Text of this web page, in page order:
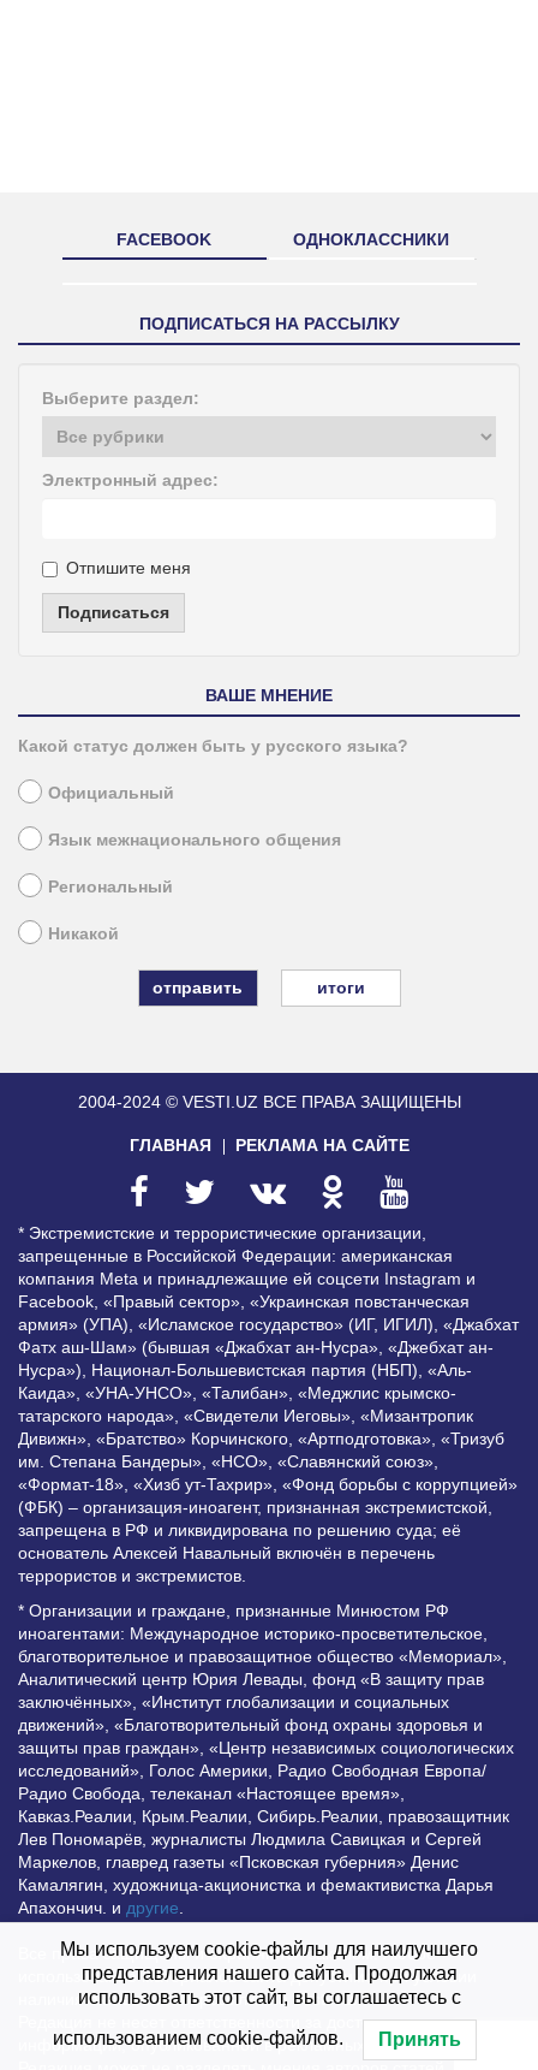
FACEBOOK ОДНОКЛАССНИКИ
ПОДПИСАТЬСЯ НА РАССЫЛКУ
Выберите раздел:
Электронный адрес:
Отпишите меня
Подписаться
ВАШЕ МНЕНИЕ
Какой статус должен быть у русского языка?
Официальный
Язык межнационального общения
Региональный
Никакой
итоги
2004-2024 © VESTI.UZ ВСЕ ПРАВА ЗАЩИЩЕНЫ
ГЛАВНАЯ РЕКЛАМА НА САЙТЕ
* Экстремистские и террористические организации,
запрещенные в Российской Федерации: американская
компания Meta и принадлежащие ей соцсети Instagram и
Facebook, «Правый сектор», «Украинская повстанческая
армия» (УПА), «Исламское государство» (ИГ, ИГИЛ), «Джабхат
Фатх аш-Шам» (бывшая «Джабхат ан-Нусра», «Джебхат ан-
Нусра»), Национал-Большевистская партия (НБП), «Аль-
Каида», «УНА-УНСО», «Талибан», «Меджлис крымско-
татарского народа», «Свидетели Иеговы», «Мизантропик
Дивижн», «Братство» Корчинского, «Артподготовка», «Тризуб
им. Степана Бандеры», «НСО», «Славянский союз»,
«Формат-18», «Хизб ут-Тахрир», «Фонд борьбы с коррупцией»
(ФБК) – организация-иноагент, признанная экстремистской,
запрещена в РФ и ликвидирована по решению суда; её
основатель Алексей Навальный включён в перечень
террористов и экстремистов.
* Организации и граждане, признанные Минюстом РФ
иноагентами: Международное историко-просветительское,
благотворительное и правозащитное общество «Мемориал»,
Аналитический центр Юрия Левады, фонд «В защиту прав
заключённых», «Институт глобализации и социальных
движений», «Благотворительный фонд охраны здоровья и
защиты прав граждан», «Центр независимых социологических
исследований», Голос Америки, Радио Свободная Европа/
Радио Свобода, телеканал «Настоящее время»,
Кавказ.Реалии, Крым.Реалии, Сибирь.Реалии, правозащитник
Лев Пономарёв, журналисты Людмила Савицкая и Сергей
Маркелов, главред газеты «Псковская губерния» Денис
Камалягин, художница-акционистка и фемактивистка Дарья
Апахончич. и другие.
Все права защищены и охраняются законом. Любое
использование материалов сайта допустимо при условии
наличия активной гиперссылки на Vesti.UZ.
Редакция не несет ответственности за достоверность
информации, опубликованной в рекламных объявлениях.
Мы используем cookie-файлы для наилучшего
представления нашего сайта. Продолжая
использовать этот сайт, вы соглашаетесь с
использованием cookie-файлов. Принять